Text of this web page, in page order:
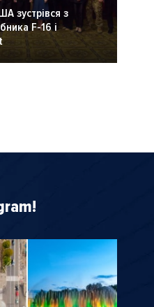
зустрівся з
F-16 і